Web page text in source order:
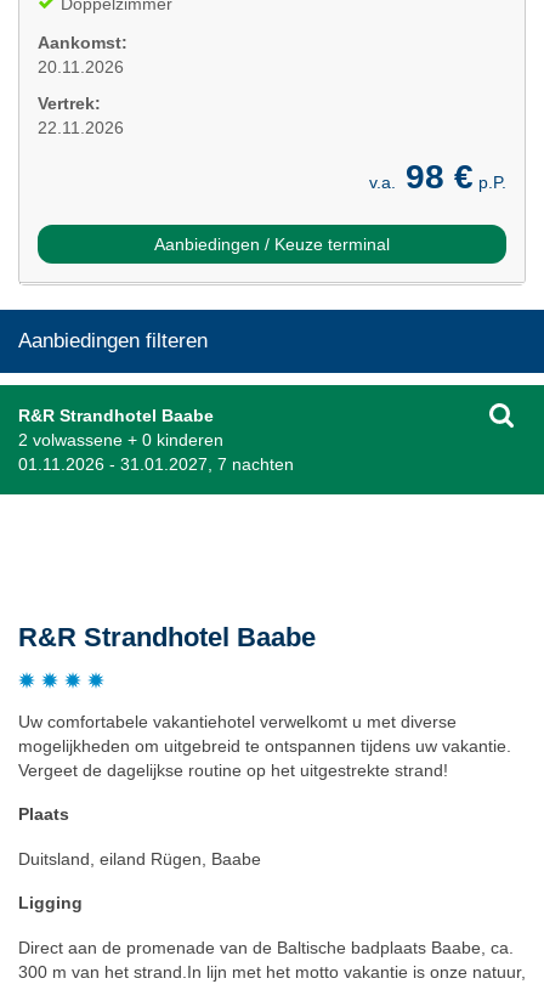
Aankomst:
20.11.2026
Vertrek:
22.11.2026
v.a. 98 € p.P.
Aanbiedingen / Keuze terminal
Aanbiedingen filteren
R&R Strandhotel Baabe
2 volwassene + 0 kinderen
01.11.2026 - 31.01.2027, 7 nachten
R&R Strandhotel Baabe
Uw comfortabele vakantiehotel verwelkomt u met diverse
mogelijkheden om uitgebreid te ontspannen tijdens uw vakantie.
Vergeet de dagelijkse routine op het uitgestrekte strand!
Plaats
Duitsland, eiland Rügen, Baabe
Ligging
Direct aan de promenade van de Baltische badplaats Baabe, ca.
300 m van het strand.In lijn met het motto vakantie is onze natuur,